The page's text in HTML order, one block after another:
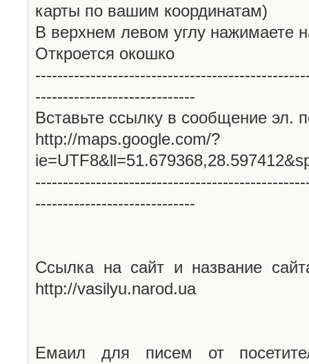
карты по вашим координатам)
В верхнем левом углу нажимаете
Откроется окошко
-----------------------------
Вставьте ссылку в сообщение эл.
http://maps.google.com/?
-----------------------------
Ссылка на сайт и название
http://vasilyu.narod.ua
Емаил для писем от